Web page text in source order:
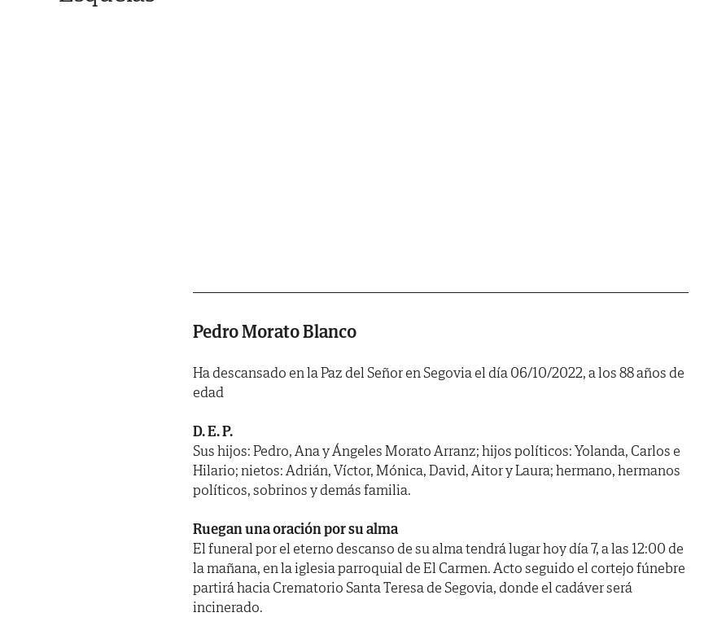
Pedro Morato Blanco
Ha descansado en la Paz del Señor en Segovia el día 06/10/2022, a los 88 años de
edad
D. E. P.
Sus hijos: Pedro, Ana y Ángeles Morato Arranz; hijos políticos: Yolanda, Carlos e
Hilario; nietos: Adrián, Víctor, Mónica, David, Aitor y Laura; hermano, hermanos
políticos, sobrinos y demás familia.
Ruegan una oración por su alma
El funeral por el eterno descanso de su alma tendrá lugar hoy día 7, a las 12:00 de
la mañana, en la iglesia parroquial de El Carmen. Acto seguido el cortejo fúnebre
partirá hacia Crematorio Santa Teresa de Segovia, donde el cadáver será
incinerado.